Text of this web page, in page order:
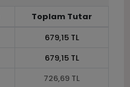
Toplam Tutar
679,15 TL
679,15 TL
726,69 TL